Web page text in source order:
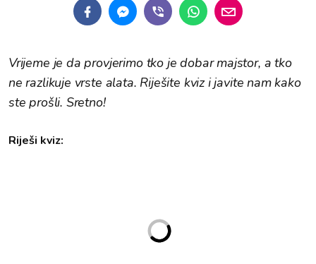
Vrijeme je da provjerimo tko je dobar majstor, a tko
ne razlikuje vrste alata. Riješite kviz i javite nam kako
ste prošli. Sretno!
Riješi kviz: